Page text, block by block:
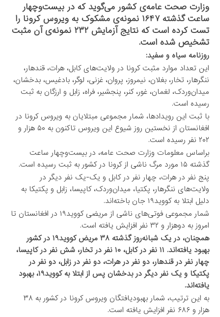
وزارت صحت عامه‌ی کشور می‌گوید که در بیست‌وچهار
ساعت گذشته ۱۶۴۷ نمونه‌ی مشکوک به ویروس کرونا را
تست کرده است که نتایج آزمایش ۲۳۲ نمونه‌ی آن مثبت
تشخیص شده است.
روزنامه سیاه و سفید:
این تعداد موارد مثبت کرونا در ولایت‌های کابل، هرات، قندهار،
ننگرهار، تخار، بغلان، نیمروز، پروان، غزنی، لوگر، بادغیس، بدخشان،
میدان‌وردک، لغمان، غور، کنر، پنجشیر، فراه، زابل و ارزگان به ثبت
رسیده است.
با ثبت این رویدادها، شمار مجموعی مبتلایان به ویروس کرونا در
افغانستان از نخستین روز شیوع این ویروس تاکنون به ۵۰ هزار و
۲۰۲ نفر رسیده است.
براساس معلومات وزارت صحت عامه، در بیست‌وچهار ساعت
گذشته ۱۵ مورد مرگ ناشی از کرونا در کشور به ثبت رسیده است.
پنج نفر در هرات، چهار نفر در کابل و یک-یک نفر دیگر در
ولایت‌های ننگرهار، پکتیا، میدان‌وردک، کاپیسا، زابل و پکتیکا به
دلیل ابتلا به کووید۱۹ جان باخته‌اند.
شمار مجموعی فوتی‌های ناشی از مریضی کووید۱۹ در افغانستان تا
امروز به دو‌هزار و ۳۲ نفر افزایش یافته است.
همچنان، در یک شبانه‌روز گذشته ۳۸ مریض کووید۱۹ در کشور
بهبود یافته‌اند. ۱۱ نفر در کابل، ۱۰ نفر در تخار، شش نفر در کاپیسا،
چهار نفر در قندهار، دو نفر در هرات، دو نفر در زابل، دو نفر در
پکتیکا و یک نفر دیگر در بدخشان پس از ابتلا به کووید۱۹، بهبود
یافته‌اند.
به این ترتیب، شمار بهبودیافتگان ویروس کرونا در کشور به ۳۸
هزار و ۶۸۶ نفر افزایش یافته است.